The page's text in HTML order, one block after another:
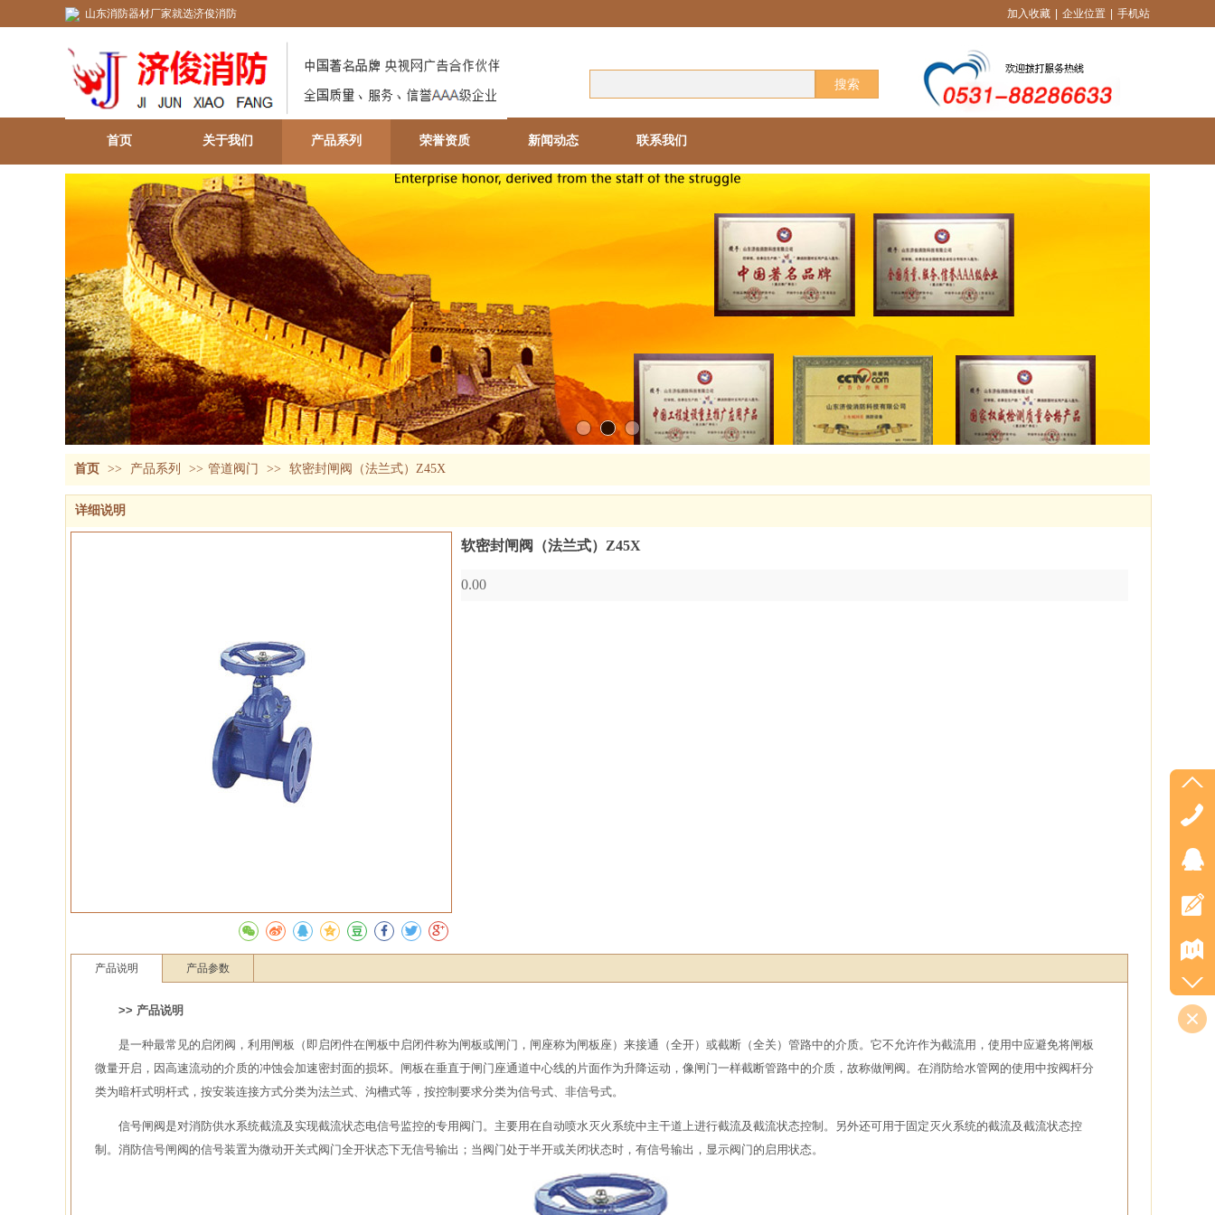
搜索
山东消防器材厂家就选济俊消防 加入收藏 企业位置 手机站
首页 关于我们 产品系列 荣誉资质 新闻动态 联系我们
首页 >> 产品系列 >> 管道阀门 >> 软密封闸阀（法兰式）Z45X
详细说明
软密封闸阀（法兰式）Z45X
0.00
产品说明 产品参数
>> 产品说明
是一种最常见的启闭阀，利用闸板（即启闭件在闸板中启闭件称为闸板或闸门，闸座称为闸板座）来接通（全开）或截断（全关）管路中的介质。它不允许作为截流用，使用中应避免将闸板
微量开启，因高速流动的介质的冲蚀会加速密封面的损坏。闸板在垂直于闸门座通道中心线的片面作为升降运动，像闸门一样截断管路中的介质，故称做闸阀。在消防给水管网的使用中按阀杆分
类为暗杆式明杆式，按安装连接方式分类为法兰式、沟槽式等，按控制要求分类为信号式、非信号式。
信号闸阀是对消防供水系统截流及实现截流状态电信号监控的专用阀门。主要用在自动喷水灭火系统中主干道上进行截流及截流状态控制。另外还可用于固定灭火系统的截流及截流状态控
制。消防信号闸阀的信号装置为微动开关式阀门全开状态下无信号输出；当阀门处于半开或关闭状态时，有信号输出，显示阀门的启用状态。